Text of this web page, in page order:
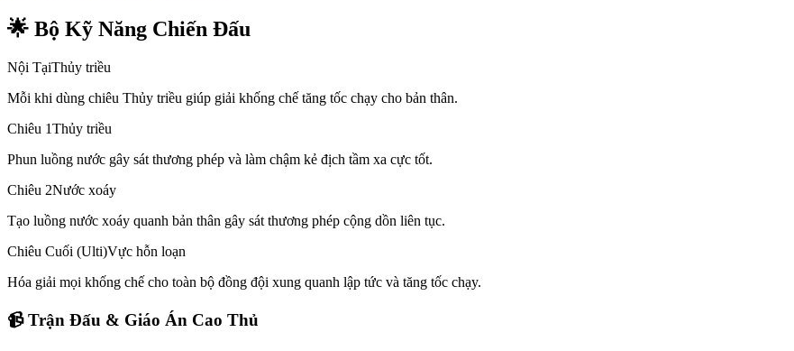
🌟 Bộ Kỹ Năng Chiến Đấu
Nội TạiThủy triều
Mỗi khi dùng chiêu Thủy triều giúp giải khống chế tăng tốc chạy cho bản thân.
Chiêu 1Thủy triều
Phun luồng nước gây sát thương phép và làm chậm kẻ địch tầm xa cực tốt.
Chiêu 2Nước xoáy
Tạo luồng nước xoáy quanh bản thân gây sát thương phép cộng dồn liên tục.
Chiêu Cuối (Ulti)Vực hỗn loạn
Hóa giải mọi khống chế cho toàn bộ đồng đội xung quanh lập tức và tăng tốc chạy.
📹 Trận Đấu & Giáo Án Cao Thủ